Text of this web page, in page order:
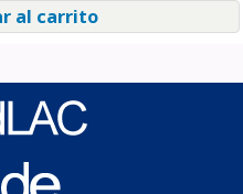
al carrito